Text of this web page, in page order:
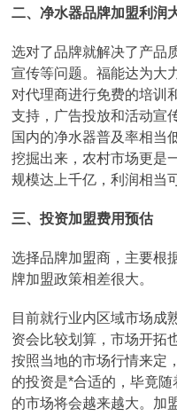
二、净水器品牌加盟利润
选对了品牌就解决了产品
宣传等问题。福能达为大
对代理商进行免费的培训
支持，广告投放和活动宣
国内的净水器普及率相当
挖掘出来，农村市场更是
规模达上千亿，利润相当
三、投资加盟费用预估
选择品牌加盟商，主要根
牌加盟政策相差很大。
目前就行业内区域市场成
资会比较划算，市场开拓
按照当地的市场行情来定
的投资是*合适的，毕竟
的市场将会越来越大。加